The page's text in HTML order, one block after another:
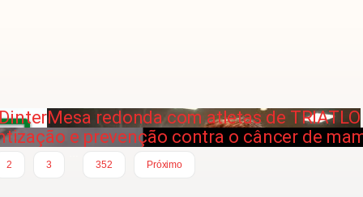
Mesa redonda com atletas de TRIATLO
e prevenção contra o câncer de
2 3
352
Próximo